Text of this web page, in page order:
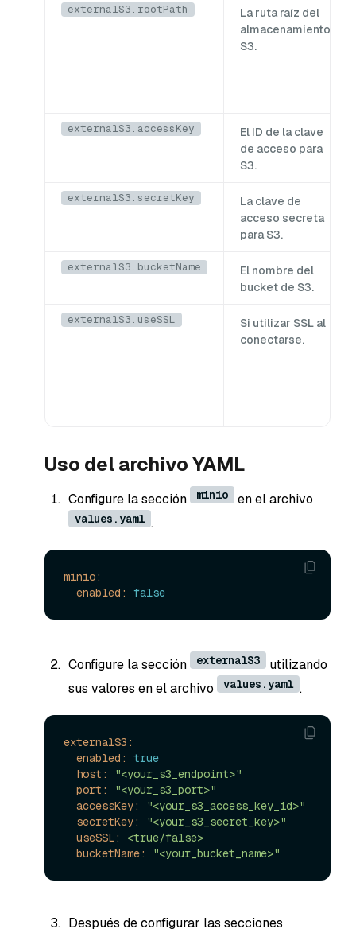
externalS3.rootPath
La ruta raíz del
almacenamiento
S3.
externalS3.accessKey
El ID de la clave
de acceso para
S3.
externalS3.secretKey
La clave de
acceso secreta
para S3.
externalS3.bucketName
El nombre del
bucket de S3.
externalS3.useSSL
Si utilizar SSL al
conectarse.
Uso del archivo YAML
Configure la sección minio en el archivo
values.yaml .
minio:
enabled:
false
Configure la sección externalS3
utilizando
sus valores en el archivo
values.yaml .
externalS3:
enabled:
true
host:
"<your_s3_endpoint>"
port:
"<your_s3_port>"
accessKey:
"<your_s3_access_key_id>"
secretKey:
"<your_s3_secret_key>"
useSSL:
<true/false>
bucketName:
"<your_bucket_name>"
Después de configurar las secciones